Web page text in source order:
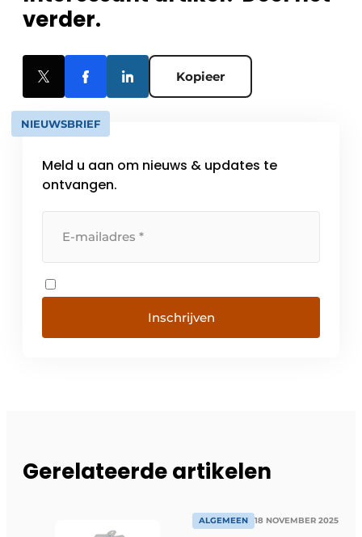
verder.
Kopieer
NIEUWSBRIEF
Meld u aan om nieuws & updates te
ontvangen.
Inschrijven
Gerelateerde artikelen
ALGEMEEN 18 NOVEMBER 2025